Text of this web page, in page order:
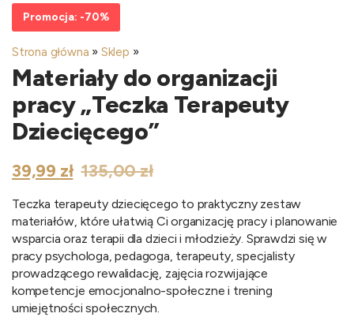
Promocja: -70%
Strona główna » Sklep »
Materiały do organizacji
pracy „Teczka Terapeuty
Dziecięcego”
135,00złPierwotna
wynosiła:
135,00 zł.
39,99 zł
Aktualna
wynosi:
39,99 zł.
Teczka terapeuty dziecięcego to praktyczny zestaw
materiałów, które ułatwią Ci organizację pracy i planowanie
wsparcia oraz terapii dla dzieci i młodzieży. Sprawdzi się w
pracy psychologa, pedagoga, terapeuty, specjalisty
prowadzącego rewalidację, zajęcia rozwijające
kompetencje emocjonalno-społeczne i trening
umiejętności społecznych.